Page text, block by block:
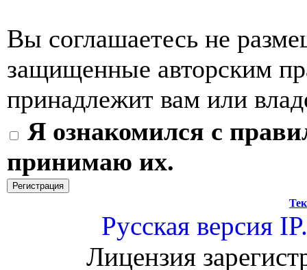
Вы соглашаетесь не
защищенные авторским
принадлежит вам или
Я ознакомился с
принимаю их.
Русская версия
Лицензия